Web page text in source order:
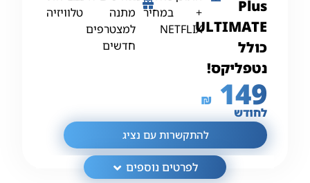
Plus
ULTIMATE
כולל
נטפליקס!
+
NETFLIX
במחיר מתנה
למצטרפים
חדשים
טלוויזיה
149
₪
לחודש
להתקשרות עם נציג
לפרטים נוספים